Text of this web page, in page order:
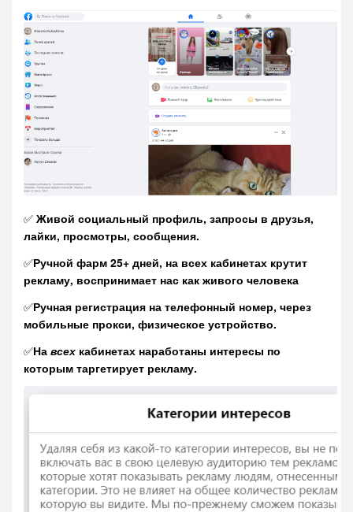
✅ Живой социальный профиль, запросы в друзья,
лайки, просмотры, сообщения.
✅Ручной фарм 25+ дней, на всех кабинетах крутит
рекламу, воспринимает нас как живого человека
✅Ручная регистрация на телефонный номер, через
мобильные прокси, физическое устройство.
✅На всех кабинетах наработаны интересы по
которым таргетирует рекламу.